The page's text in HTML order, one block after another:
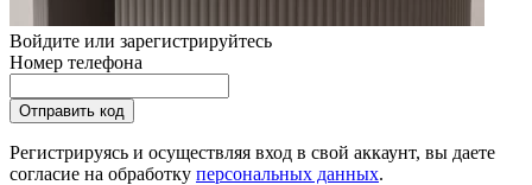
Войдите или зарегистрируйтесь
Номер телефона
Регистрируясь и осуществляя вход в свой аккаунт, вы даете
согласие на обработку персональных данных.